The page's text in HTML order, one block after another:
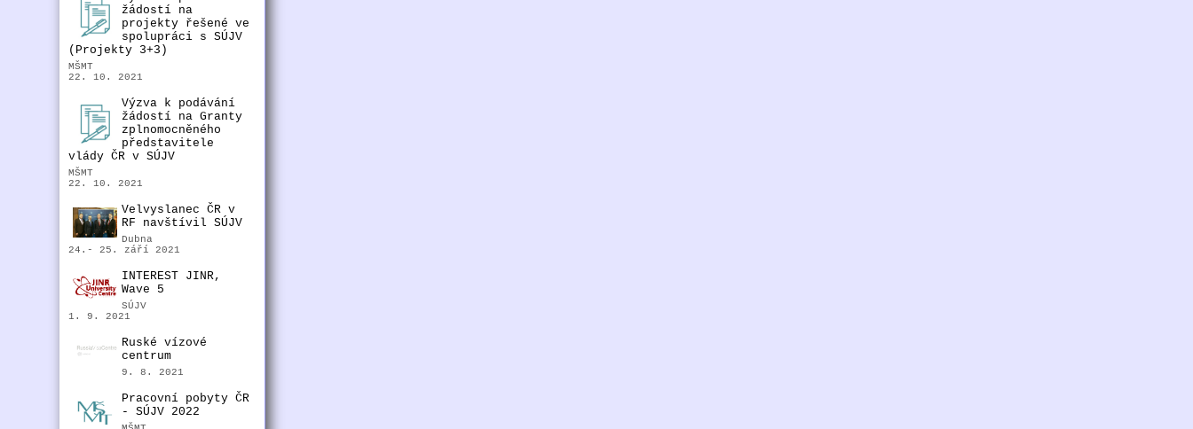
žádostí na
projekty řešené ve
spolupráci s SÚJV
(Projekty 3+3)
MŠMT
22. 10. 2021
Výzva k podávání
žádostí na Granty
zplnomocněného
představitele
vlády ČR v SÚJV
MŠMT
22. 10. 2021
Velvyslanec ČR v
RF navštívil SÚJV
Dubna
24.- 25. září 2021
INTEREST JINR,
Wave 5
SÚJV
1. 9. 2021
Ruské vízové
centrum
9. 8. 2021
Pracovní pobyty ČR
- SÚJV 2022